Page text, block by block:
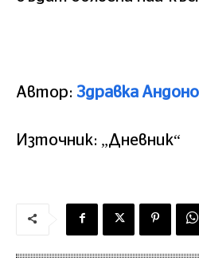
Автор: Здравка
Източник: „Дневник“